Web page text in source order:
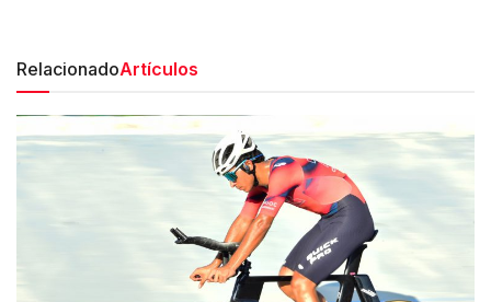
RelacionadoArtículos